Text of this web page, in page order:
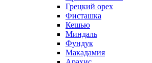
Грецкий орех
Фисташка
Кешью
Миндаль
Фундук
Макадамия